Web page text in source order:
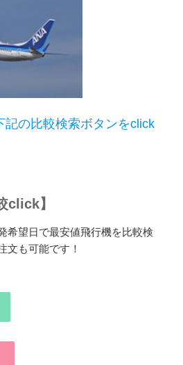
記の比較検索ボタンをclick
click】
希望日で最安値飛行機を比較検
文も可能です！